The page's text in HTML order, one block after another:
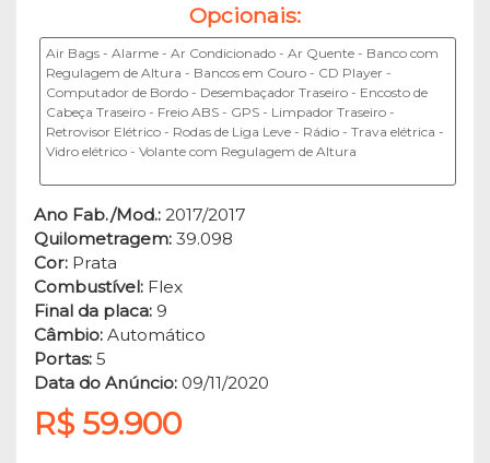
Opcionais:
Air Bags - Alarme - Ar Condicionado - Ar Quente - Banco com
Regulagem de Altura - Bancos em Couro - CD Player -
Computador de Bordo - Desembaçador Traseiro - Encosto de
Cabeça Traseiro - Freio ABS - GPS - Limpador Traseiro -
Retrovisor Elétrico - Rodas de Liga Leve - Rádio - Trava elétrica -
Vidro elétrico - Volante com Regulagem de Altura
Ano Fab./Mod.: 2017/2017
Quilometragem: 39.098
Cor: Prata
Combustível: Flex
Final da placa: 9
Câmbio: Automático
Portas: 5
Data do Anúncio: 09/11/2020
R$ 59.900